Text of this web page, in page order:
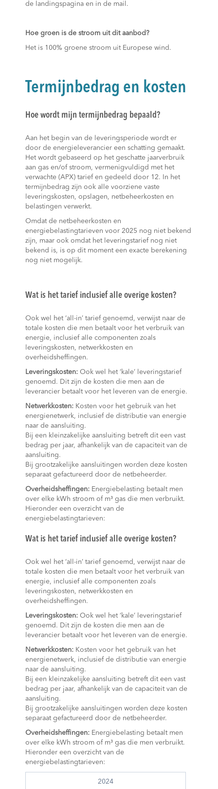
de landingspagina en in de mail.
Hoe groen is de stroom uit dit aanbod?
Het is 100% groene stroom uit Europese wind.
Termijnbedrag en kosten
Hoe wordt mijn termijnbedrag bepaald?
Aan het begin van de leveringsperiode wordt er
door de energieleverancier een schatting gemaakt.
Het wordt gebaseerd op het geschatte jaarverbruik
aan gas en/of stroom, vermenigvuldigd met het
verwachte (APX) tarief en gedeeld door 12. In het
termijnbedrag zijn ook alle voorziene vaste
leveringskosten, opslagen, netbeheerkosten en
belastingen verwerkt.
Omdat de netbeheerkosten en
energiebelastingtarieven voor 2025 nog niet bekend
zijn, maar ook omdat het leveringstarief nog niet
bekend is, is op dit moment een exacte berekening
nog niet mogelijk.
Wat is het tarief inclusief alle overige kosten?
Ook wel het ‘all-in’ tarief genoemd, verwijst naar de
totale kosten die men betaalt voor het verbruik van
energie, inclusief alle componenten zoals
leveringskosten, netwerkkosten en
overheidsheffingen.
Leveringskosten: Ook wel het ‘kale’ leveringstarief
genoemd. Dit zijn de kosten die men aan de
leverancier betaalt voor het leveren van de energie.
Netwerkkosten: Kosten voor het gebruik van het
energienetwerk, inclusief de distributie van energie
naar de aansluiting.
Bij een kleinzakelijke aansluiting betreft dit een vast
bedrag per jaar, afhankelijk van de capaciteit van de
aansluiting.
Bij grootzakelijke aansluitingen worden deze kosten
separaat gefactureerd door de netbeheerder.
Overheidsheffingen: Energiebelasting betaalt men
over elke kWh stroom of m³ gas die men verbruikt.
Hieronder een overzicht van de
energiebelastingtarieven:
Wat is het tarief inclusief alle overige kosten?
Ook wel het ‘all-in’ tarief genoemd, verwijst naar de
totale kosten die men betaalt voor het verbruik van
energie, inclusief alle componenten zoals
leveringskosten, netwerkkosten en
overheidsheffingen.
Leveringskosten: Ook wel het ‘kale’ leveringstarief
genoemd. Dit zijn de kosten die men aan de
leverancier betaalt voor het leveren van de energie.
Netwerkkosten: Kosten voor het gebruik van het
energienetwerk, inclusief de distributie van energie
naar de aansluiting.
Bij een kleinzakelijke aansluiting betreft dit een vast
bedrag per jaar, afhankelijk van de capaciteit van de
aansluiting.
Bij grootzakelijke aansluitingen worden deze kosten
separaat gefactureerd door de netbeheerder.
Overheidsheffingen: Energiebelasting betaalt men
over elke kWh stroom of m³ gas die men verbruikt.
Hieronder een overzicht van de
energiebelastingtarieven:
2024